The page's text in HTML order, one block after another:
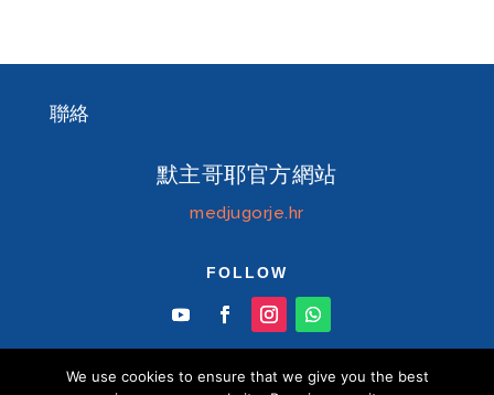
聯絡
默主哥耶官方網站
medjugorje.hr
FOLLOW
We use cookies to ensure that we give you the best